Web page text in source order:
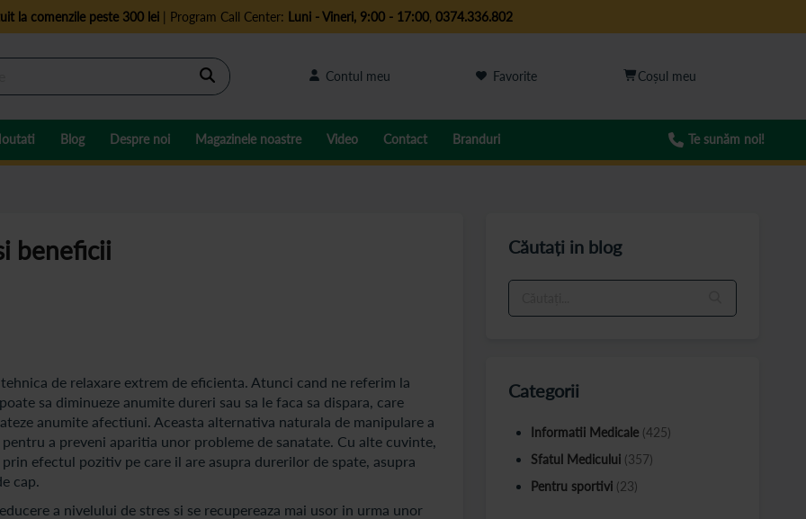
la comenzile peste 300 lei| Program Call Center: Luni - Vineri, 9:00 - 17:00, 0374.336.802
Cautare Contul meu Favorite
Blog Despre noi Magazinele noastre Video Contact Branduri Te sunăm noi!
beneficii
de relaxare extrem de eficienta. Atunci cand ne referim la
sa diminueze anumite dureri sau sa le faca sa dispara, care
anumite afectiuni. Aceasta alternativa naturala de manipulare a
a preveni aparitia unor probleme de sanatate. Cu alte cuvinte,
efectul pozitiv pe care il are asupra durerilor de spate, asupra
cap.
a nivelului de stres si se recupereaza mai usor in urma unor
Căutați in blog
Categorii
Informatii Medicale (425)
Sfatul Medicului (357)
Pentru sportivi (23)